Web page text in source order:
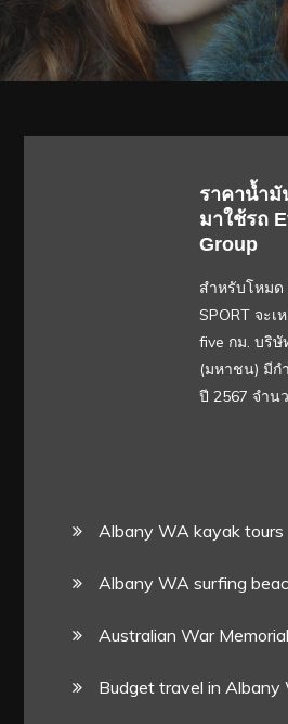
ราคาน้ำ
มาใช้รถ
Group
สำหรับโหมด
SPORT จะเ
five กม. บริษั
(มหาชน) มีก
ปี 2567 จำน
Albany WA kayak tours
Albany WA surfing
Australian War Memorial
Budget travel in Albany